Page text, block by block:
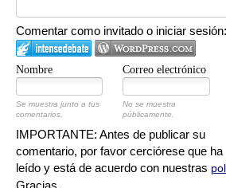
Comentar como invitado o iniciar sesión:
Nombre Correo electrónico
Se muestra junto a tus
comentarios.
No se muestra
públicamente.
IMPORTANTE: Antes de publicar su
comentario, por favor cerciórese que ha
leído y está de acuerdo con nuestras